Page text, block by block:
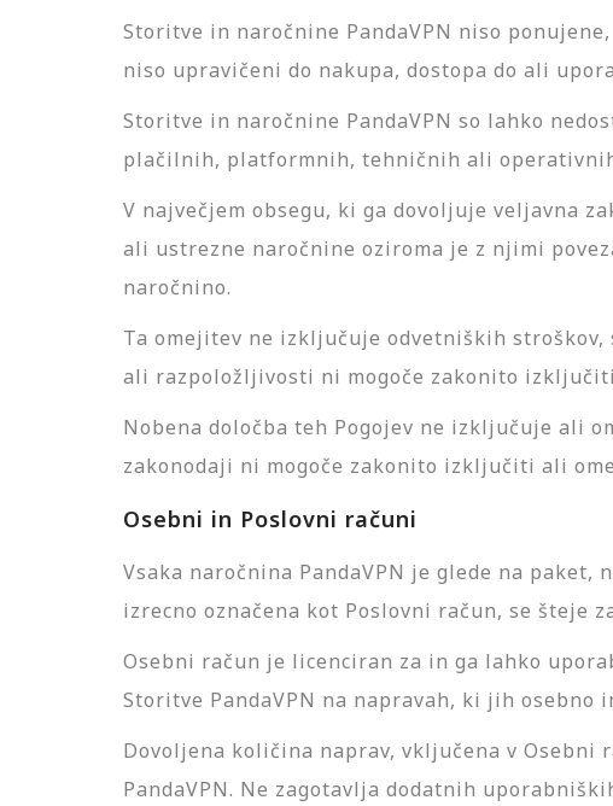
Storitve in naročnine PandaVPN niso
niso upravičeni do nakupa, dostopa do ali
Storitve in naročnine PandaVPN so lahko
plačilnih, platformnih, tehničnih ali
V največjem obsegu, ki ga dovoljuje veljavna
ali ustrezne naročnine oziroma je z njimi
naročnino.
Ta omejitev ne izključuje odvetniških
ali razpoložljivosti ni mogoče zakonito
Nobena določba teh Pogojev ne izključuje ali
zakonodaji ni mogoče zakonito izključiti ali
Osebni in Poslovni računi
Vsaka naročnina PandaVPN je glede na
izrecno označena kot Poslovni račun, se šteje
Osebni račun je licenciran za in ga lahko
Storitve PandaVPN na napravah, ki jih
Dovoljena količina naprav, vključena v
PandaVPN. Ne zagotavlja dodatnih